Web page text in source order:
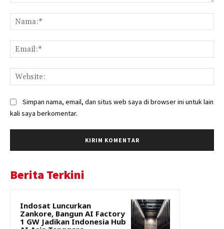
Simpan nama, email, dan situs web saya di browser ini untuk lain
kali saya berkomentar.
Berita Terkini
Indosat Luncurkan
Zankore, Bangun AI Factory
1 GW Jadikan Indonesia Hub